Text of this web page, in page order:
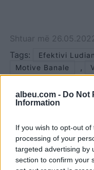
albeu.com - Do Not
Information
If you wish to opt-out
processing of your
targeted advertising by
section to confirm your
Shtuar më
Tags:
Efektivi
Motive Banale ,